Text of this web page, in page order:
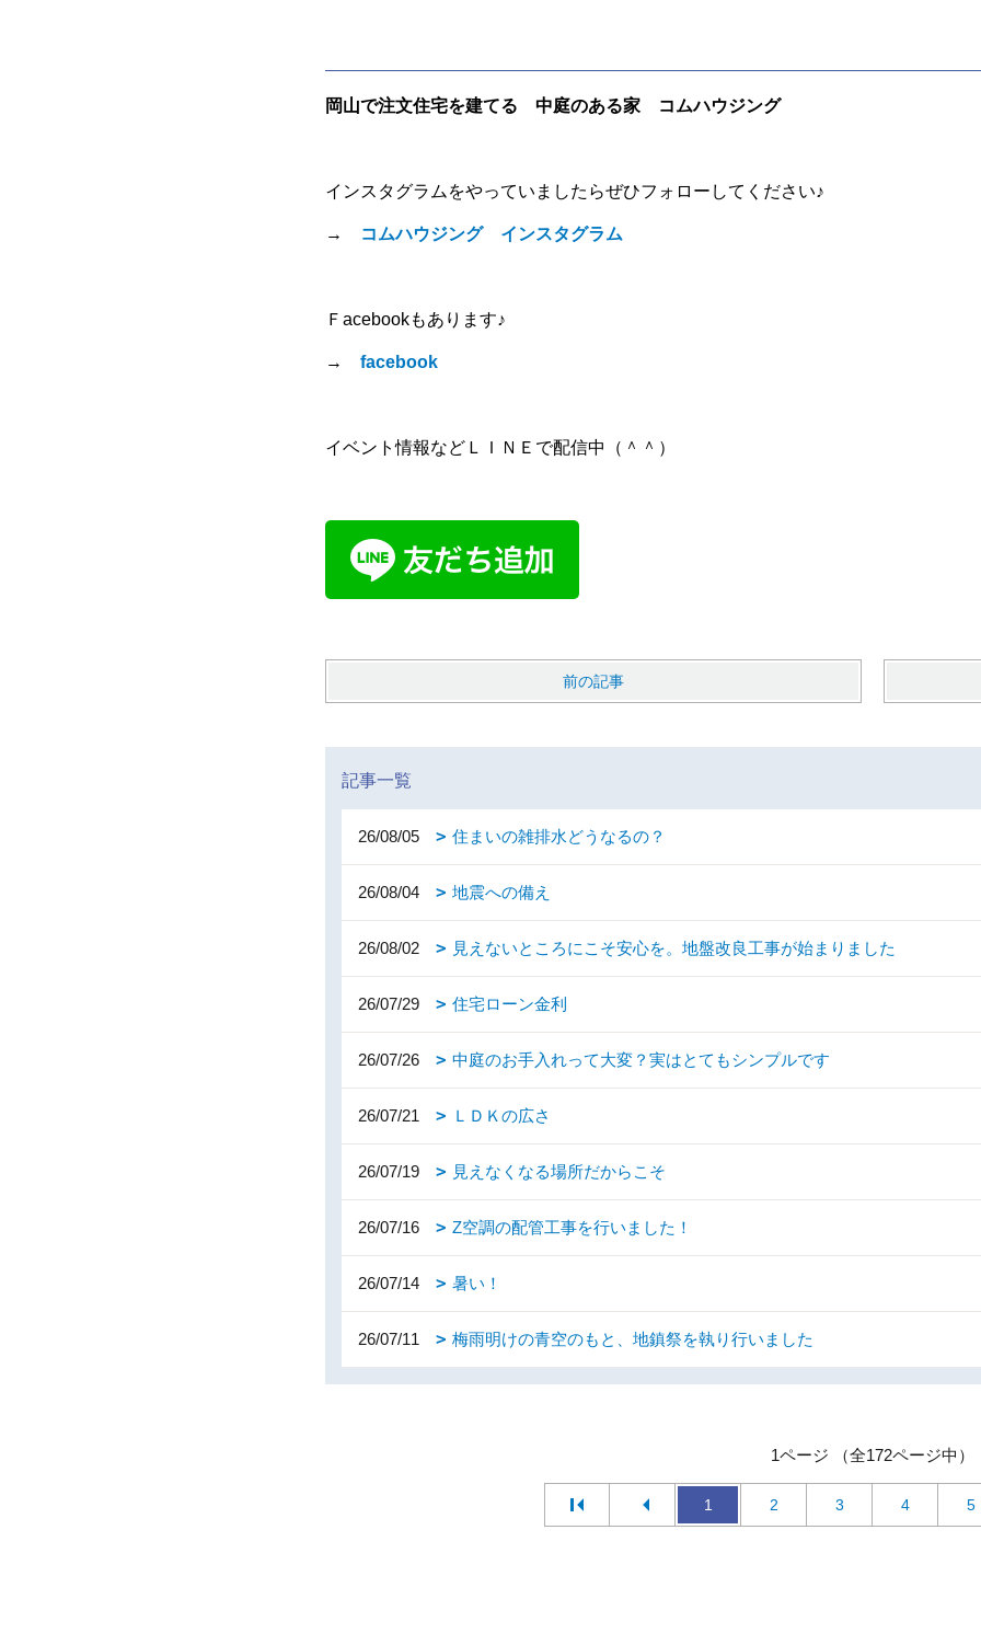
岡山で注文住宅を建てる 中庭のある家 コムハウジング
インスタグラムをやっていましたらぜひフォローしてください♪
→ コムハウジング インスタグラム
Ｆacebookもあります♪
→ facebook
イベント情報などＬＩＮＥで配信中（＾＾）
前の記事
記事一覧
26/08/05 住まいの雑排水どうなるの？
26/08/04 地震への備え
26/08/02 見えないところにこそ安心を。地盤改良工事が始まりました
26/07/29 住宅ローン金利
26/07/26 中庭のお手入れって大変？実はとてもシンプルです
26/07/21 ＬＤＫの広さ
26/07/19 見えなくなる場所だからこそ
26/07/16 Z空調の配管工事を行いました！
26/07/14 暑い！
26/07/11 梅雨明けの青空のもと、地鎮祭を執り行いました
1ページ （全172ページ中）
1 2 3 4 5